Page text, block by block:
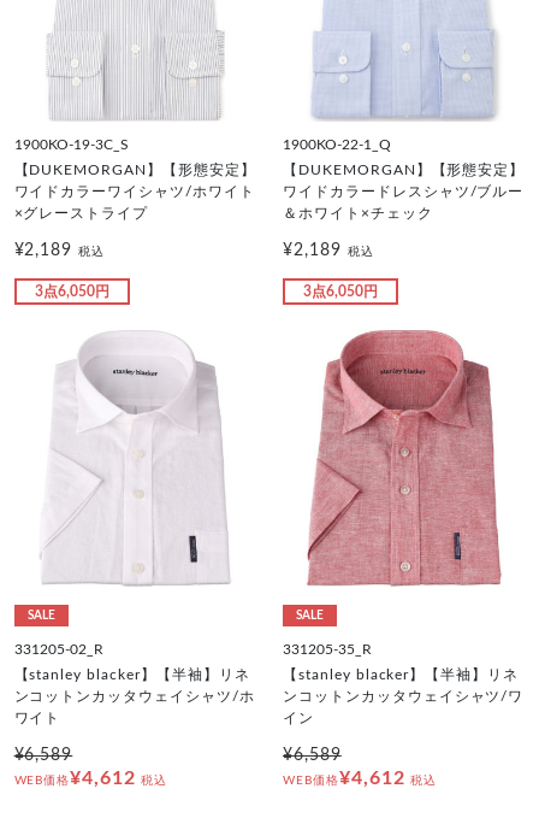
1900KO-19-3C_S
【DUKEMORGAN】【形態安定】
ワイドカラーワイシャツ/ホワイト
×グレーストライプ
¥2,189税込
3点6,050円
1900KO-22-1_Q
【DUKEMORGAN】【形態安定】
ワイドカラードレスシャツ/ブルー
＆ホワイト×チェック
¥2,189 税込
3点6,050円
SALE
331205-02_R
【stanley blacker】【半袖】リネ
ンコットンカッタウェイシャツ/ホ
ワイト
¥6,589
WEB価格¥4,612 税込
SALE
331205-35_R
【stanley blacker】【半袖】リネ
ンコットンカッタウェイシャツ/ワ
イン
¥6,589
WEB価格¥4,612 税込